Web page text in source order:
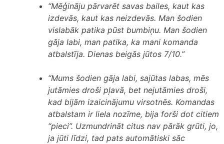
“Mēģināju pārvarēt savas bailes, kaut kas
izdevās, kaut kas neizdevās. Man šodien
vislabāk patika pūst bumbiņu. Man šodien
gāja labi, man patika, ka mani komanda
atbalstīja. Dienas beigās jūtos 7/10.”
“Mums šodien gāja labi, sajūtas labas, mēs
jutāmies droši pļavā, bet nejutāmies droši,
kad bijām izaicinājumu virsotnēs. Komandas
atbalstam ir liela nozīme, bija forši dot citiem
“pieci”. Uzmundrināt citus nav pārāk grūti, jo,
ja jūti līdzi, tad pats automātiski sāc